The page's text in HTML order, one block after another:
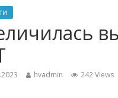
hvadmin 242 Views